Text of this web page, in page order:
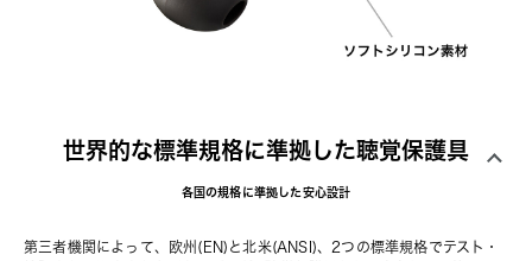
世界的な標準規格に準拠した聴覚保護具
各国の規格に準拠した安心設計
第三者機関によって、欧州(EN)と北米(ANSI)、2つの標準規格でテスト・